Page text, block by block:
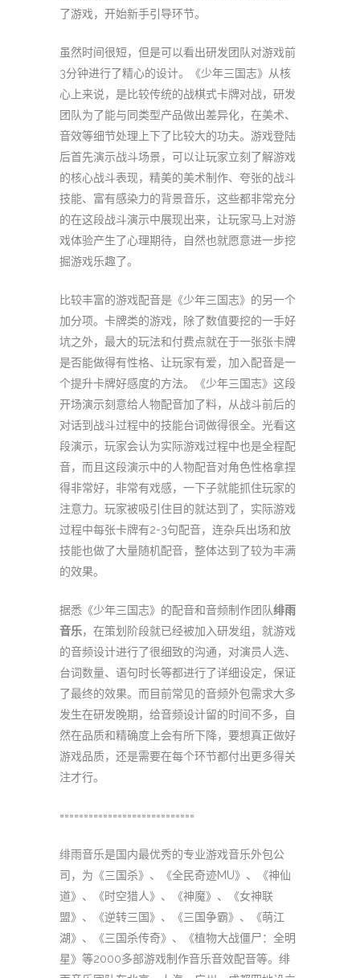
了游戏，开始新手引导环节。
虽然时间很短，但是可以看出研发团队对游戏前
3分钟进行了精心的设计。《少年三国志》从核
心上来说，是比较传统的战棋式卡牌对战，研发
团队为了能与同类型产品做出差异化，在美术、
音效等细节处理上下了比较大的功夫。游戏登陆
后首先演示战斗场景，可以让玩家立刻了解游戏
的核心战斗表现，精美的美术制作、夸张的战斗
技能、富有感染力的背景音乐，这些都非常充分
的在这段战斗演示中展现出来，让玩家马上对游
戏体验产生了心理期待，自然也就愿意进一步挖
掘游戏乐趣了。
比较丰富的游戏配音是《少年三国志》的另一个
加分项。卡牌类的游戏，除了数值要挖的一手好
坑之外，最大的玩法和付费点就在于一张张卡牌
是否能做得有性格、让玩家有爱，加入配音是一
个提升卡牌好感度的方法。《少年三国志》这段
开场演示刻意给人物配音加了料，从战斗前后的
对话到战斗过程中的技能台词做得很全。光看这
段演示，玩家会认为实际游戏过程中也是全程配
音，而且这段演示中的人物配音对角色性格拿捏
得非常好，非常有戏感，一下子就能抓住玩家的
注意力。玩家被吸引住目的就达到了，实际游戏
过程中每张卡牌有2-3句配音，连杂兵出场和放
技能也做了大量随机配音，整体达到了较为丰满
的效果。
据悉《少年三国志》的配音和音频制作团队绯雨
音乐，在策划阶段就已经被加入研发组，就游戏
的音频设计进行了很细致的沟通，对演员人选、
台词数量、语句时长等都进行了详细设定，保证
了最终的效果。而目前常见的音频外包需求大多
发生在研发晚期，给音频设计留的时间不多，自
然在品质和精确度上会有所下降，要想真正做好
游戏品质，还是需要在每个环节都付出更多得关
注才行。
============================
绯雨音乐是国内最优秀的专业游戏音乐外包公
司，为《三国杀》、《全民奇迹MU》、《神仙
道》、《时空猎人》、《神魔》、《女神联
盟》、《逆转三国》、《三国争霸》、《萌江
湖》、《三国杀传奇》、《植物大战僵尸：全明
星》等2000多部游戏制作音乐音效配音等。绯